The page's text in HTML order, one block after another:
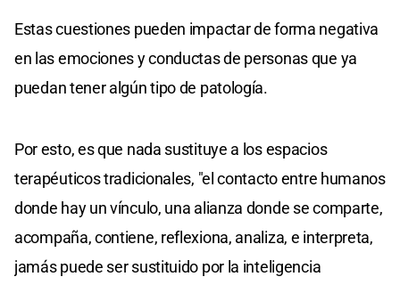
Estas cuestiones pueden impactar de forma negativa
en las emociones y conductas de personas que ya
puedan tener algún tipo de patología.
Por esto, es que nada sustituye a los espacios
terapéuticos tradicionales, "el contacto entre humanos
donde hay un vínculo, una alianza donde se comparte,
acompaña, contiene, reflexiona, analiza, e interpreta,
jamás puede ser sustituido por la inteligencia